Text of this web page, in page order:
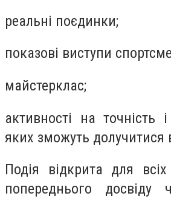
реальні поєдинки;
показові виступи
майстерклас;
активності на точність
яких зможуть долучитися
Подія відкрита для
попереднього досвіду